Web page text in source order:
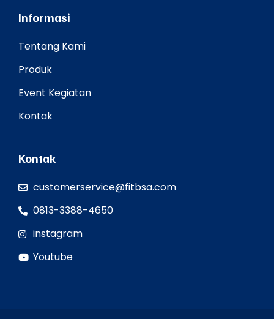
Informasi
Tentang Kami
Produk
Event Kegiatan
Kontak
Kontak
customerservice@fitbsa.com
0813-3388-4650
instagram
Youtube